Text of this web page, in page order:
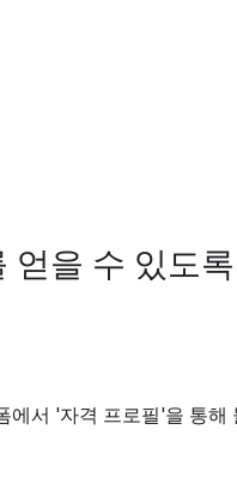
얻을 수 있도
서 '자격 프로필'을 통해